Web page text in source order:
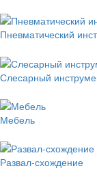
Пневматический
Слесарный
Мебель
Развал-схождение